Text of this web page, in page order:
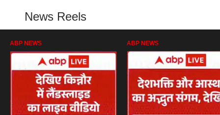
News Reels
ABP NEWS ABP NEWS